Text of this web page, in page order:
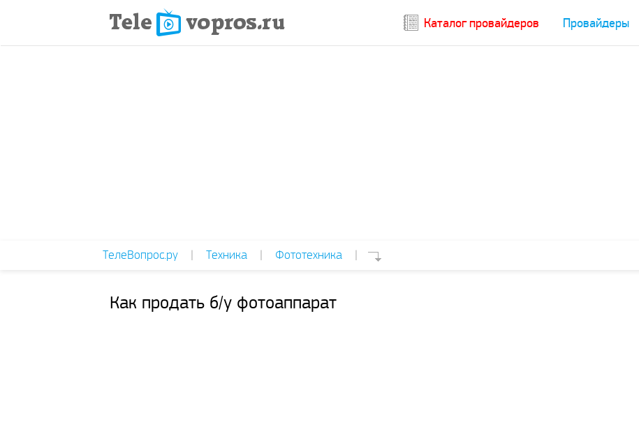
Каталог провайдеров Провайдеры
ТелеВопрос.ру | Техника | Фототехника |
Как продать б/у фотоаппарат